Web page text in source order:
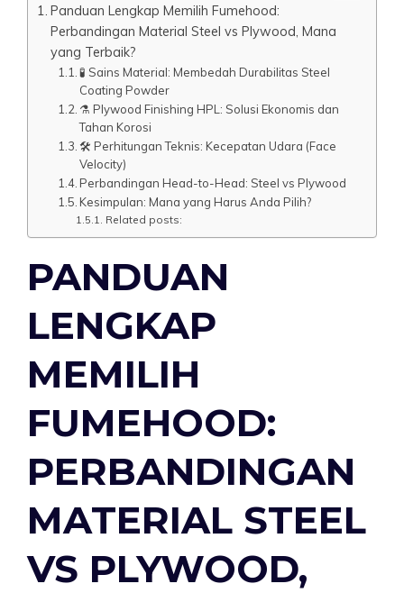
Panduan Lengkap Memilih Fumehood:
Perbandingan Material Steel vs Plywood, Mana
yang Terbaik?
🧪 Sains Material: Membedah Durabilitas Steel
Coating Powder
⚗️ Plywood Finishing HPL: Solusi Ekonomis dan
Tahan Korosi
🛠️ Perhitungan Teknis: Kecepatan Udara (Face
Velocity)
Perbandingan Head-to-Head: Steel vs Plywood
Kesimpulan: Mana yang Harus Anda Pilih?
Related posts:
PANDUAN
LENGKAP
MEMILIH
FUMEHOOD:
PERBANDINGAN
MATERIAL STEEL
VS PLYWOOD,